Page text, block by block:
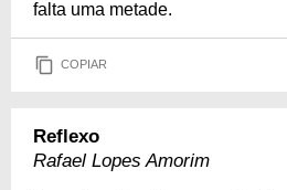
falta uma metade.
COPIAR
Reflexo
Rafael Lopes Amorim